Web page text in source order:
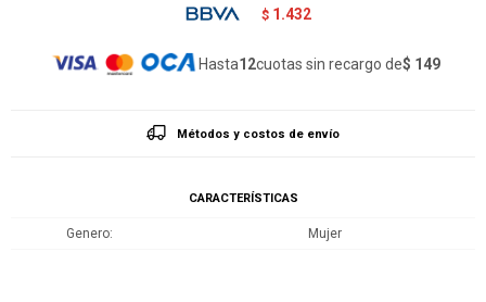
$ 1.432
Hasta12cuotas sin recargo de$ 149
Métodos y costos de envío
CARACTERÍSTICAS
Genero Mujer